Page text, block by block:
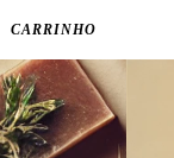
CARRINHO